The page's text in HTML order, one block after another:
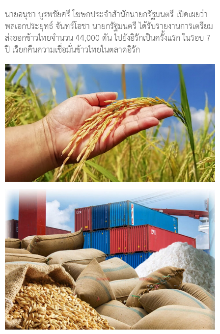
นายอนุชา บูรพชัยศรี โฆษกประจำสำนักนายกรัฐมนตรี เปิดเผยว่า
พลเอกประยุทธ์ จันทร์โอชา นายกรัฐมนตรี ได้รับรายงานการเตรียม
ส่งออกข้าวไทยจำนวน 44,000 ตัน ไปยังอิรักเป็นครั้งแรก ในรอบ 7
ปี เรียกคืนความเชื่อมั่นข้าวไทยในตลาดอิรัก